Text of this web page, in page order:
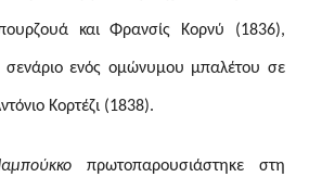
και Φρανσίς Κορνύ (1836),
ενός ομώνυμου μπαλέτου σε
Κορτέζι (1838).
πρωτοπαρουσιάστηκε στη